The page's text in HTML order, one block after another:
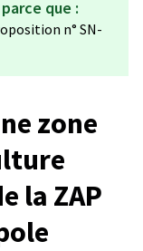
que :
n° SN-
zone
la ZAP